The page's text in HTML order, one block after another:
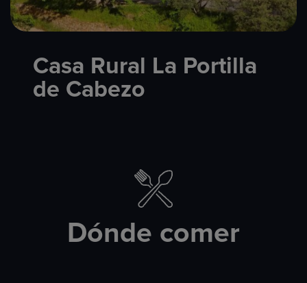
Casa Rural La Portilla
de Cabezo
Dónde comer